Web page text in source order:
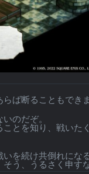
ば断ることもでき
のだぞ。
とを知り、戦いた
を続け共倒れになる
う、うるさく申す